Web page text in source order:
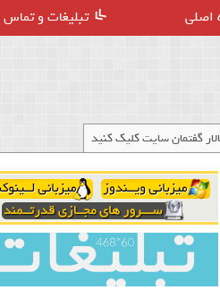
اصلی تبلیغات و تماس
گفتمان سایت کلیک کنید